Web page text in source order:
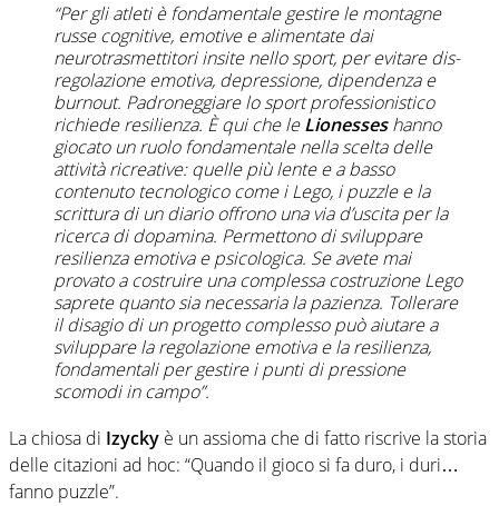
“Per gli atleti è fondamentale gestire le montagne
russe cognitive, emotive e alimentate dai
neurotrasmettitori insite nello sport, per evitare dis-
regolazione emotiva, depressione, dipendenza e
burnout. Padroneggiare lo sport professionistico
richiede resilienza. È qui che leLionesseshanno
giocato un ruolo fondamentale nella scelta delle
attività ricreative: quelle più lente e a basso
contenuto tecnologico come i Lego, i puzzle e la
scrittura di un diario offrono una via d’uscita per la
ricerca di dopamina. Permettono di sviluppare
resilienza emotiva e psicologica. Se avete mai
provato a costruire una complessa costruzione Lego
saprete quanto sia necessaria la pazienza. Tollerare
il disagio di un progetto complesso può aiutare a
sviluppare la regolazione emotiva e la resilienza,
fondamentali per gestire i punti di pressione
scomodi in campo”.
La chiosa di Izycky è un assioma che di fatto riscrive la storia
delle citazioni ad hoc: “Quando il gioco si fa duro, i duri…
fanno puzzle”.